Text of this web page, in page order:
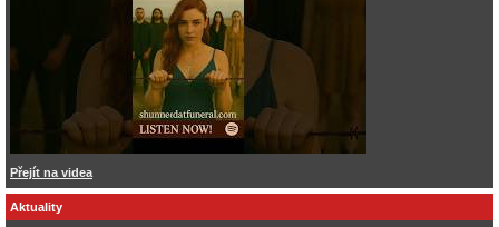
Přejít na videa
Aktuality